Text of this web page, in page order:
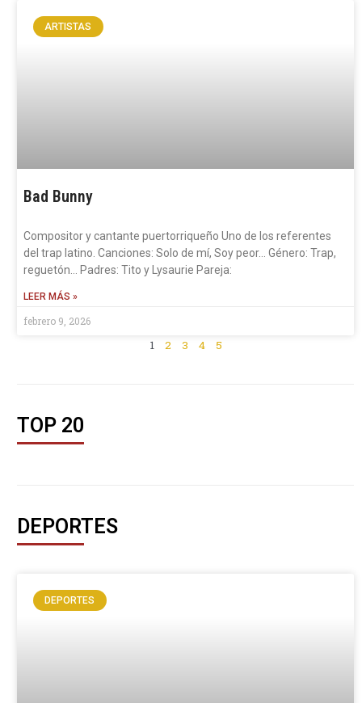
ARTISTAS
Bad Bunny
Compositor y cantante puertorriqueño Uno de los referentes
del trap latino. Canciones: Solo de mí, Soy peor… Género: Trap,
reguetón… Padres: Tito y Lysaurie Pareja:
LEER MÁS »
febrero 9, 2026
1 2 3 4 5
TOP 20
DEPORTES
DEPORTES